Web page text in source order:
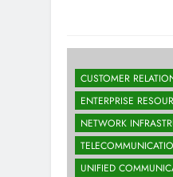
CUSTOMER
ENTERPRISE
NETWORK
UNIFIED